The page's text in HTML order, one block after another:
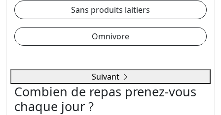
Sans produits laitiers
Omnivore
Suivant
Combien de repas prenez-vous
chaque jour ?